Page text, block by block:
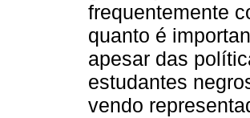
frequentemente
quanto é
apesar das
estudantes
vendo